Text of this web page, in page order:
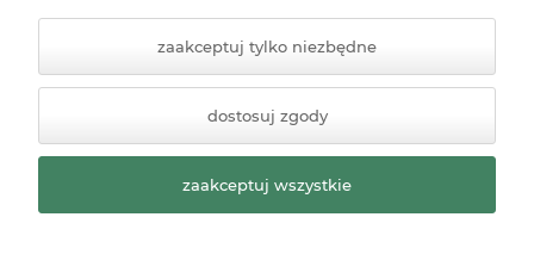
Styl graficzny ShopGadget.pl
Sklep internetowy Shoper
Premium
zaakceptuj tylko niezbędne
dostosuj zgody
zaakceptuj wszystkie